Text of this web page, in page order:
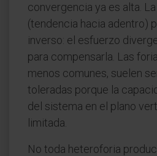
convergencia ya es alta. La
(tendencia hacia adentro)
inverso: el esfuerzo
para compensarla. Las
menos comunes, suelen
toleradas porque la
del sistema en el plano
limitada.
No toda heteroforia